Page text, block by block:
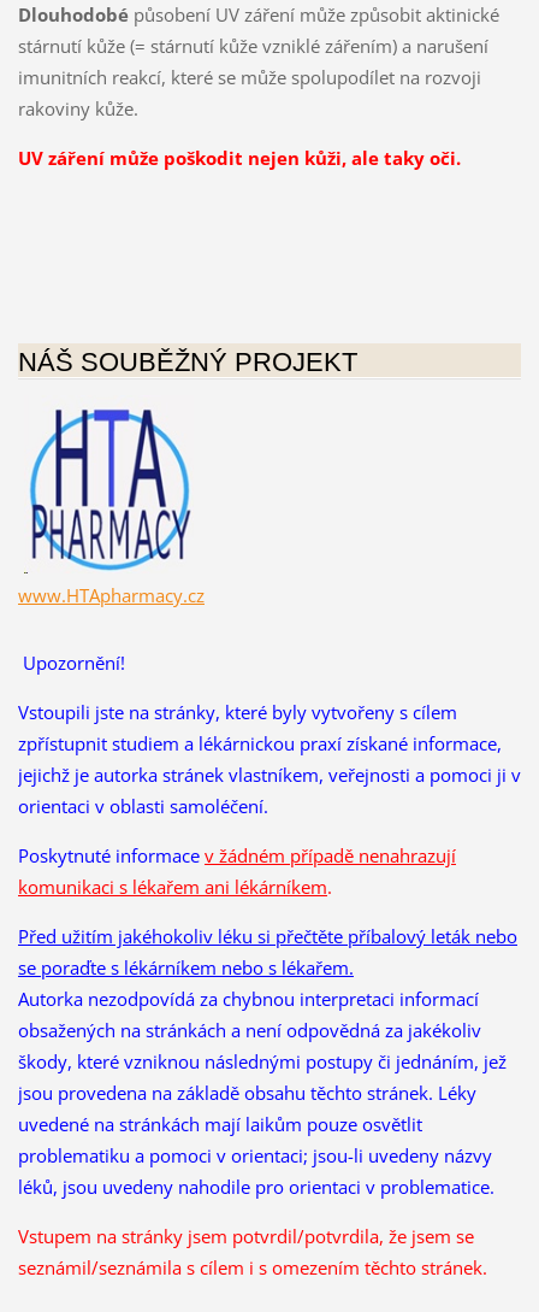
Dlouhodobépůsobení UV záření může způsobit aktinické
stárnutí kůže (= stárnutí kůže vzniklé zářením) a narušení
imunitních reakcí, které se může spolupodílet na rozvoji
rakoviny kůže.
UV záření může poškodit nejen kůži, ale taky oči.
NÁŠ SOUBĚŽNÝ PROJEKT
www.HTApharmacy.cz
Upozornění!
Vstoupili jste na stránky, které byly vytvořeny s cílem
zpřístupnit studiem a lékárnickou praxí získané informace,
jejichž je autorka stránek vlastníkem, veřejnosti a pomoci ji v
orientaci v oblasti samoléčení.
Poskytnuté informace v žádném případě nenahrazují
komunikaci s lékařem ani lékárníkem.
Před užitím jakéhokoliv léku si přečtěte příbalový leták nebo
se poraďte s lékárníkem nebo s lékařem.
Autorka nezodpovídá za chybnou interpretaci informací
obsažených na stránkách a není odpovědná za jakékoliv
škody, které vzniknou následnými postupy či jednáním, jež
jsou provedena na základě obsahu těchto stránek. Léky
uvedené na stránkách mají laikům pouze osvětlit
problematiku a pomoci v orientaci; jsou-li uvedeny názvy
léků, jsou uvedeny nahodile pro orientaci v problematice.
Vstupem na stránky jsem potvrdil/potvrdila, že jsem se
seznámil/seznámila s cílem i s omezením těchto stránek.